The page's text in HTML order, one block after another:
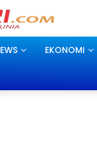
EKONOMI